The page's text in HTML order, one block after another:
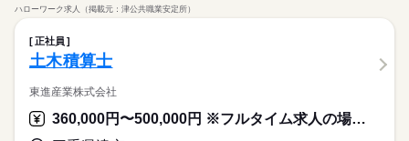
ハローワーク求人（掲載元：津公共職業安定所）
正社員
土木積算士
東進産業株式会社
360,000円〜500,000円 ※フルタイム求人の場合は月額（換算額）、パート求人の場合は時間額を表示しています。